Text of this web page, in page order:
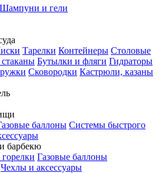
Шампуни и гели
Тарелки Контейнеры Столовые
Бутылки и фляги Гидраторы
Сковородки Кастрюли, казаны
баллоны Системы быстрого
барбекю
Газовые баллоны
Чехлы и аксессуары